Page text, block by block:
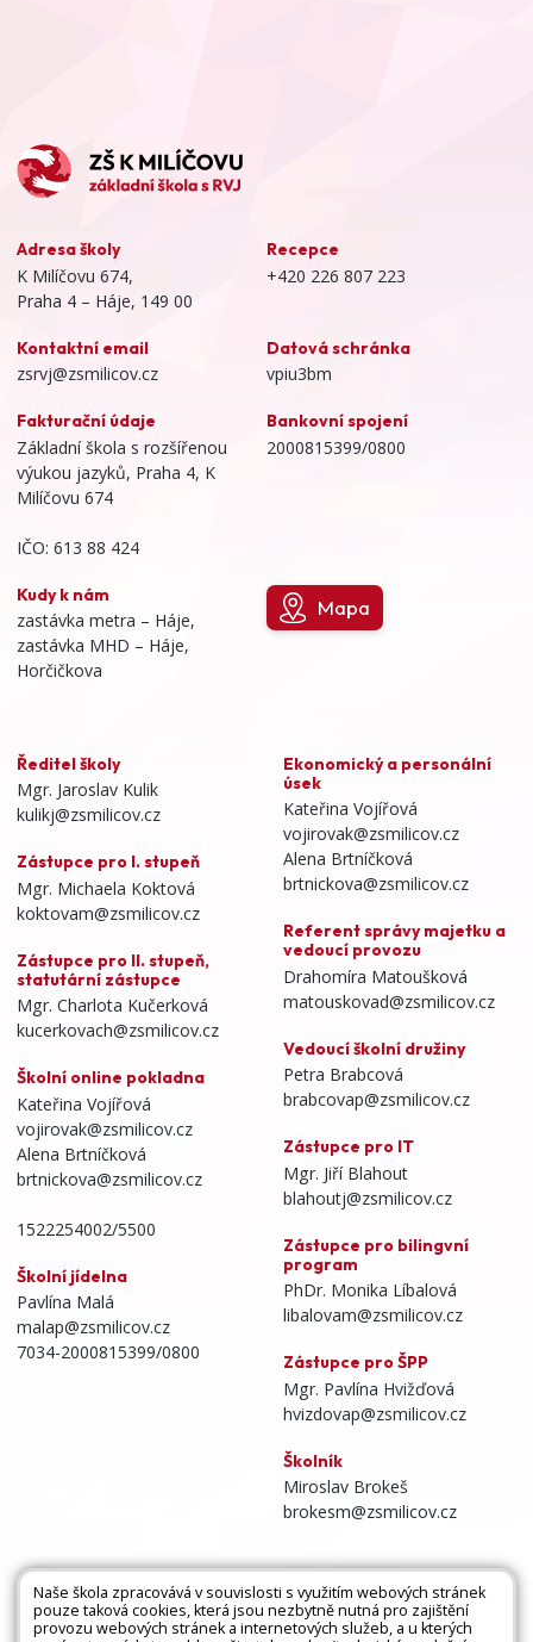
Adresa školy
K Milíčovu 674,
Praha 4 – Háje, 149 00
Recepce
+420 226 807 223
Kontaktní email
zsrvj@zsmilicov.cz
Datová schránka
vpiu3bm
Fakturační údaje
Základní škola s rozšířenou
výukou jazyků, Praha 4, K
Milíčovu 674
IČO: 613 88 424
Bankovní spojení
2000815399/0800
Kudy k nám
zastávka metra – Háje,
zastávka MHD – Háje,
Horčičkova
Mapa
Ředitel školy
Mgr. Jaroslav Kulik
kulikj@zsmilicov.cz
Zástupce pro I. stupeň
Mgr. Michaela Koktová
koktovam@zsmilicov.cz
Zástupce pro II. stupeň,
statutární zástupce
Mgr. Charlota Kučerková
kucerkovach@zsmilicov.cz
Školní online pokladna
Kateřina Vojířová
vojirovak@zsmilicov.cz
Alena Brtníčková
brtnickova@zsmilicov.cz
1522254002/5500
Školní jídelna
Pavlína Malá
malap@zsmilicov.cz
7034-2000815399/0800
Ekonomický a personální
úsek
Kateřina Vojířová
vojirovak@zsmilicov.cz
Alena Brtníčková
brtnickova@zsmilicov.cz
Referent správy majetku a
vedoucí provozu
Drahomíra Matoušková
matouskovad@zsmilicov.cz
Vedoucí školní družiny
Petra Brabcová
brabcovap@zsmilicov.cz
Zástupce pro IT
Mgr. Jiří Blahout
blahoutj@zsmilicov.cz
Zástupce pro bilingvní
program
PhDr. Monika Líbalová
libalovam@zsmilicov.cz
Zástupce pro ŠPP
Mgr. Pavlína Hvižďová
hvizdovap@zsmilicov.cz
Školník
Miroslav Brokeš
brokesm@zsmilicov.cz
Všechna práva vyhrazena. Copyright © 2026 |
Naše škola zpracovává v souvislosti s využitím webových stránek
pouze taková cookies, která jsou nezbytně nutná pro zajištění
provozu webových stránek a internetových služeb, a u kterých